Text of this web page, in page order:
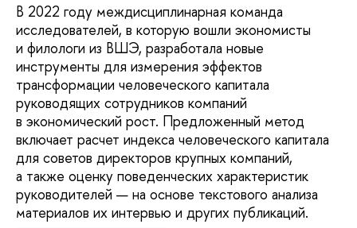
В 2022 году междисциплинарная команда
исследователей, в которую вошли экономисты
и филологи из ВШЭ, разработала новые
инструменты для измерения эффектов
трансформации человеческого капитала
руководящих сотрудников компаний
в экономический рост. Предложенный метод
включает расчет индекса человеческого капитала
для советов директоров крупных компаний,
а также оценку поведенческих характеристик
руководителей — на основе текстового анализа
материалов их интервью и других публикаций.